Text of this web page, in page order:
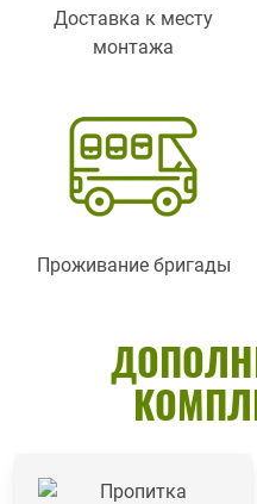
Доставка к месту
монтажа
Проживание бригады